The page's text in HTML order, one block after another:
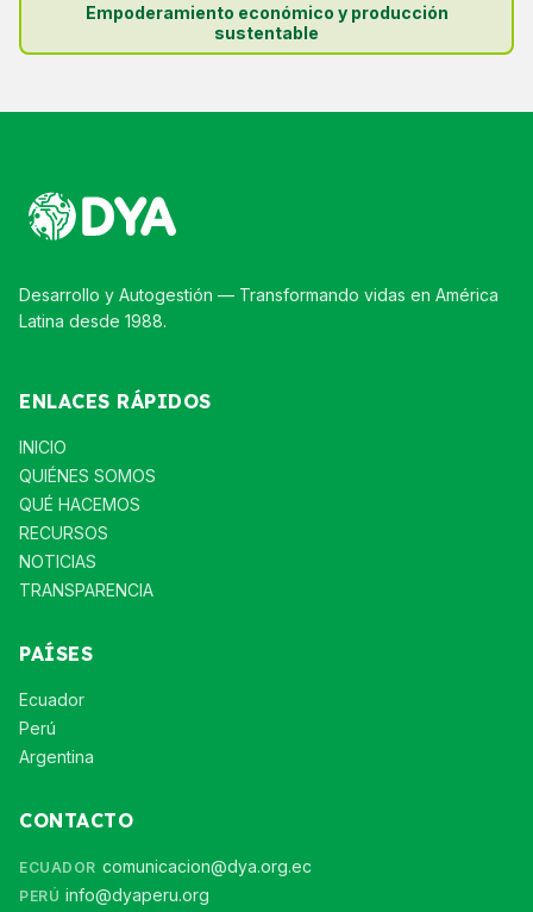
Empoderamiento económico y producción
sustentable
Desarrollo y Autogestión — Transformando vidas en América
Latina desde 1988.
ENLACES RÁPIDOS
INICIO
QUIÉNES SOMOS
QUÉ HACEMOS
RECURSOS
NOTICIAS
TRANSPARENCIA
PAÍSES
Ecuador
Perú
Argentina
CONTACTO
ECUADOR comunicacion@dya.org.ec
PERÚ info@dyaperu.org